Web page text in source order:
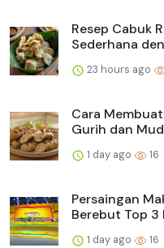
Resep Cabuk
Sederhana
23 hours ago
Cara
Gurih dan
1 day ago 16
Persaingan
Berebut Top 3
1 day ago 16